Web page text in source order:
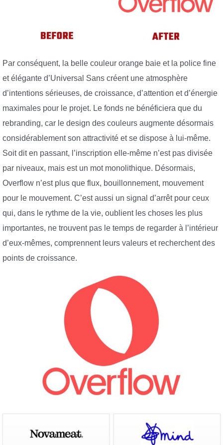
Par conséquent, la belle couleur orange baie et la police fine
et élégante d’Universal Sans créent une atmosphère
d’intentions sérieuses, de croissance, d’attention et d’énergie
maximales pour le projet. Le fonds ne bénéficiera que du
rebranding, car le design des couleurs augmente désormais
considérablement son attractivité et se dispose à lui-même.
Soit dit en passant, l’inscription elle-même n’est pas divisée
par niveaux, mais est un mot monolithique. Désormais,
Overflow n’est plus que flux, bouillonnement, mouvement
pour le mouvement. C’est aussi un signal d’arrêt pour ceux
qui, dans le rythme de la vie, oublient les choses les plus
importantes, ne trouvent pas le temps de regarder à l’intérieur
d’eux-mêmes, comprennent leurs valeurs et recherchent des
points de croissance.